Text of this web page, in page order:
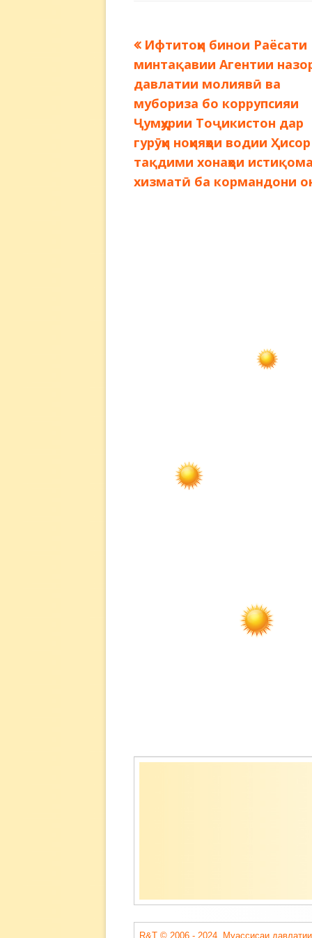
Навигация
по
записям
Предыдущая
запись:
Ифтитоҳи бинои Раёсати
минтақавии Агентии
давлатии молиявӣ ва
мубориза бо коррупсияи
Ҷумҳурии Тоҷикистон дар
гурӯҳи ноҳияҳои водии
тақдими хонаҳои
хизматӣ ба кормандони
Содержимое
R&T © 2006 - 2024. Муассисаи